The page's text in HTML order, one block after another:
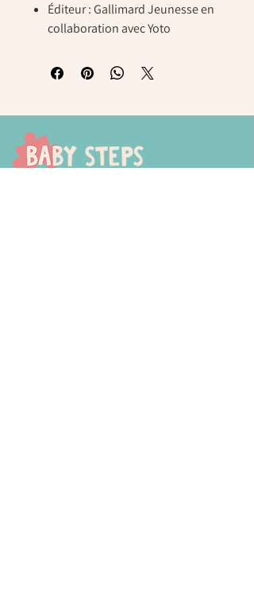
Éditeur: Gallimard Jeunesse en
collaboration avec Yoto